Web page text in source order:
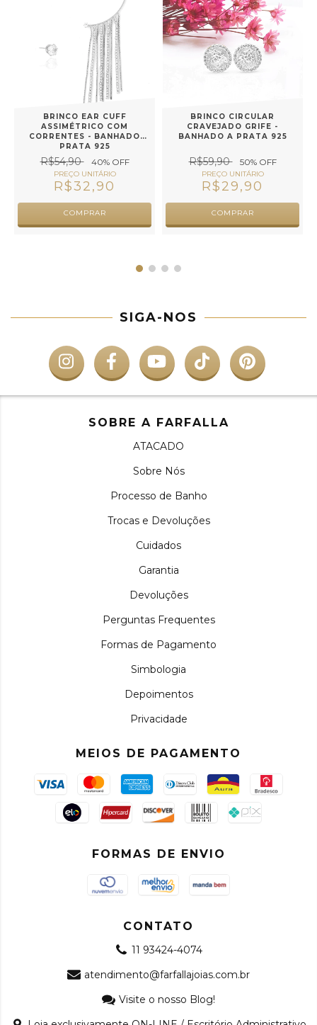
BRINCO EAR CUFF
ASSIMÉTRICO COM
CORRENTES - BANHADO
PRATA 925
R$54,90 40% OFF
R$32,90
COMPRAR
BRINCO CIRCULAR
CRAVEJADO GRIFE -
BANHADO A PRATA 925
R$59,90 50% OFF
R$29,90
COMPRAR
SIGA-NOS
SOBRE A FARFALLA
ATACADO
Sobre Nós
Processo de Banho
Trocas e Devoluções
Cuidados
Garantia
Devoluções
Perguntas Frequentes
Formas de Pagamento
Simbologia
Depoimentos
Privacidade
MEIOS DE PAGAMENTO
FORMAS DE ENVIO
CONTATO
11 93424-4074
atendimento@farfallajoias.com.br
Visite o nosso Blog!